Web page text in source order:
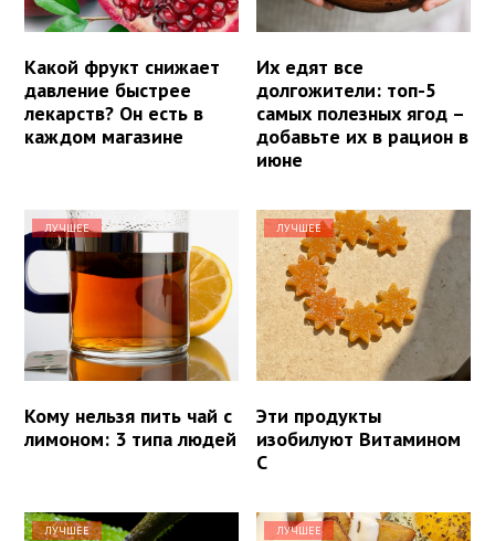
Какой фрукт снижает
давление быстрее
лекарств? Он есть в
каждом магазине
Их едят все
долгожители: топ-5
самых полезных ягод –
добавьте их в рацион в
июне
ЛУЧШЕЕ
Кому нельзя пить чай с
лимоном: 3 типа людей
ЛУЧШЕЕ
Эти продукты
изобилуют Витамином
С
ЛУЧШЕЕ ЛУЧШЕЕ